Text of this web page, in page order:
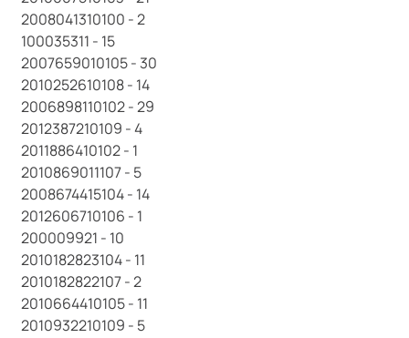
2008041310100 - 2
100035311 - 15
2007659010105 - 30
2010252610108 - 14
2006898110102 - 29
2012387210109 - 4
2011886410102 - 1
2010869011107 - 5
2008674415104 - 14
2012606710106 - 1
200009921 - 10
2010182823104 - 11
2010182822107 - 2
2010664410105 - 11
2010932210109 - 5